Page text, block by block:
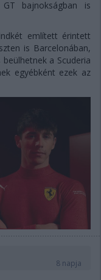
bajnokságban is
említett érintett
is Barcelonában,
a Scuderia
egyébként ezek az
8 napja